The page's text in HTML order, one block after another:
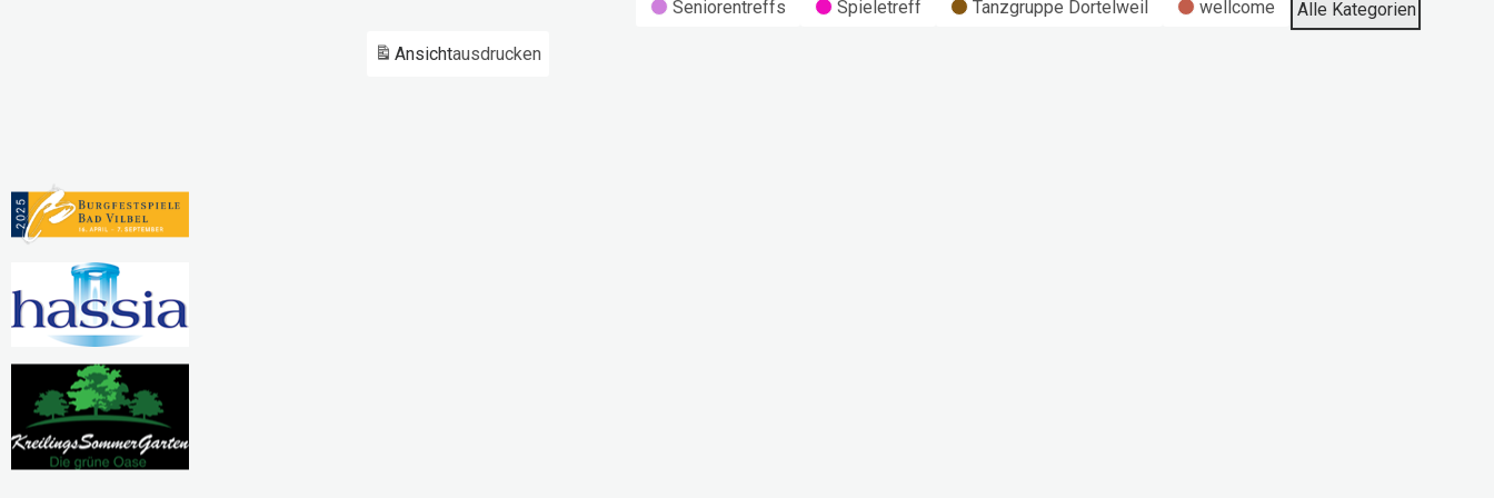
Seniorentreffs
Spieletreff Tanzgruppe Dortelweil wellcome Alle Kategorien
Ansichtausdrucken